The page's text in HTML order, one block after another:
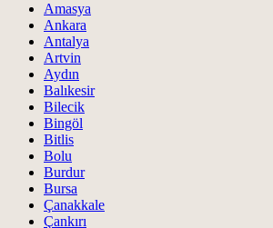
Amasya
Ankara
Antalya
Artvin
Aydın
Balıkesir
Bilecik
Bingöl
Bitlis
Bolu
Burdur
Bursa
Çanakkale
Çankırı